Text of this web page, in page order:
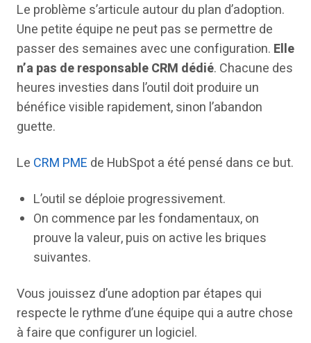
Le problème s’articule autour du plan d’adoption.
Une petite équipe ne peut pas se permettre de
passer des semaines avec une configuration. Elle
n’a pas de responsable CRM dédié. Chacune des
heures investies dans l’outil doit produire un
bénéfice visible rapidement, sinon l’abandon
guette.
Le CRM PME de HubSpot a été pensé dans ce but.
L’outil se déploie progressivement.
On commence par les fondamentaux, on
prouve la valeur, puis on active les briques
suivantes.
Vous jouissez d’une adoption par étapes qui
respecte le rythme d’une équipe qui a autre chose
à faire que configurer un logiciel.